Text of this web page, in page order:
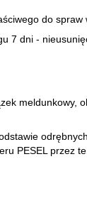
do spraw
7 dni -
meldunkowy,
PESEL
przez